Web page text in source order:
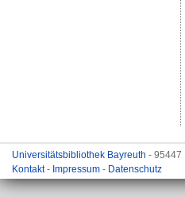
Universitätsbibliothek Bayreuth - 95447
Kontakt- Impressum - Datenschutz